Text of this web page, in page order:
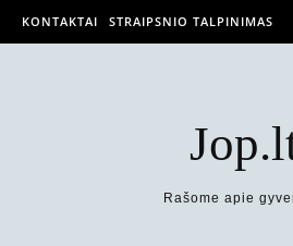
KONTAKTAI STRAIPSNIO TALPINIMAS
Rašome apie